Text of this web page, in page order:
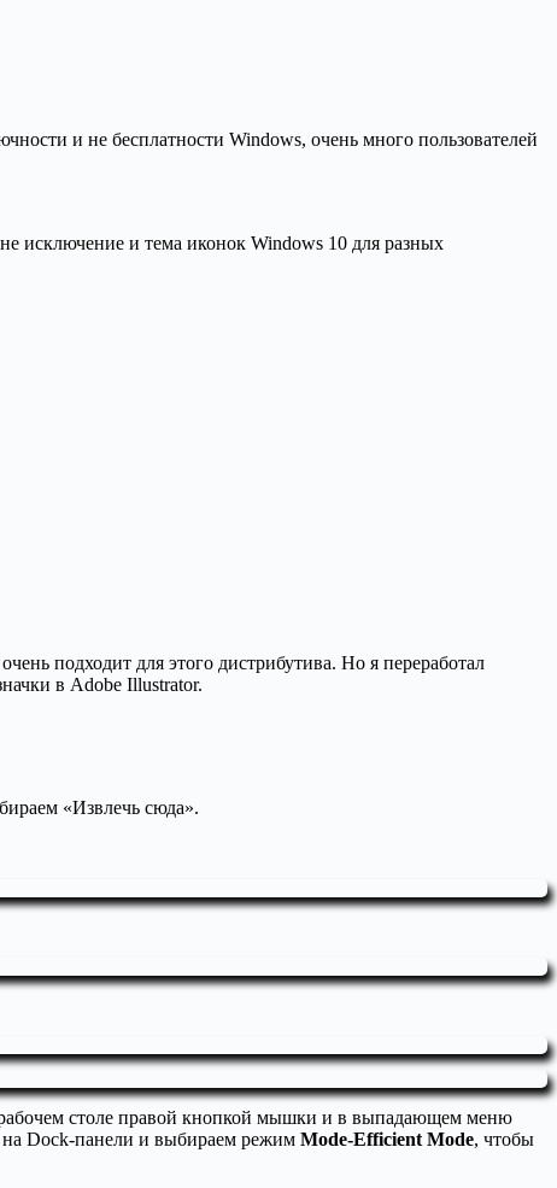
и не бесплатности Windows, очень много пользователей
исключение и тема иконок Windows 10 для разных
подходит для этого дистрибутива. Но я переработал
в Adobe Illustrator.
«Извлечь сюда».
столе правой кнопкой мышки и в выпадающем меню
на Dock-панели и выбираем режим Mode-Efficient Mode, чтобы